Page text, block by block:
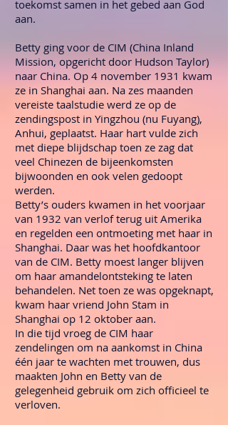
toekomst samen in het gebed aan God
aan.
Betty ging voor de CIM (China Inland
Mission, opgericht door Hudson Taylor)
naar China. Op 4 november 1931 kwam
ze in Shanghai aan. Na zes maanden
vereiste taalstudie werd ze op de
zendingspost in Yingzhou (nu Fuyang),
Anhui, geplaatst. Haar hart vulde zich
met diepe blijdschap toen ze zag dat
veel Chinezen de bijeenkomsten
bijwoonden en ook velen gedoopt
werden.
Betty’s ouders kwamen in het voorjaar
van 1932 van verlof terug uit Amerika
en regelden een ontmoeting met haar in
Shanghai. Daar was het hoofdkantoor
van de CIM. Betty moest langer blijven
om haar amandelontsteking te laten
behandelen. Net toen ze was opgeknapt,
kwam haar vriend John Stam in
Shanghai op 12 oktober aan.
In die tijd vroeg de CIM haar
zendelingen om na aankomst in China
één jaar te wachten met trouwen, dus
maakten John en Betty van de
gelegenheid gebruik om zich officieel te
verloven.